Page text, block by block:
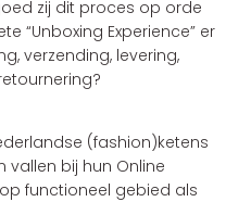
zij dit proces op orde
“Unboxing Experience” er
verzending, levering,
(fashion)ketens
vallen bij hun Online
functioneel gebied als